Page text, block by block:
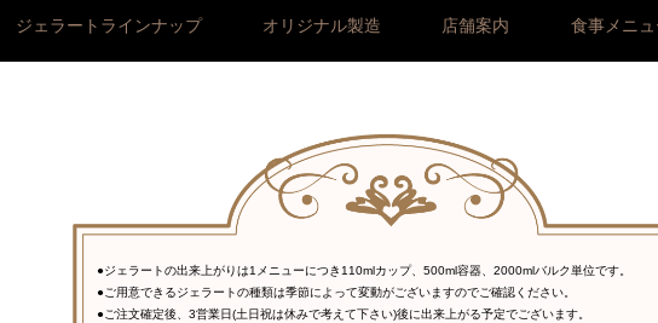
ジェラートラインナップ オリジナル製造 店舗案内 食事メニュ
●ジェラートの出来上がりは1メニューにつき110mlカップ、500ml容器、2000mlバルク単位です。
●ご用意できるジェラートの種類は季節によって変動がございますのでご確認ください。
●ご注文確定後、3営業日(土日祝は休みで考えて下さい)後に出来上がる予定でございます。